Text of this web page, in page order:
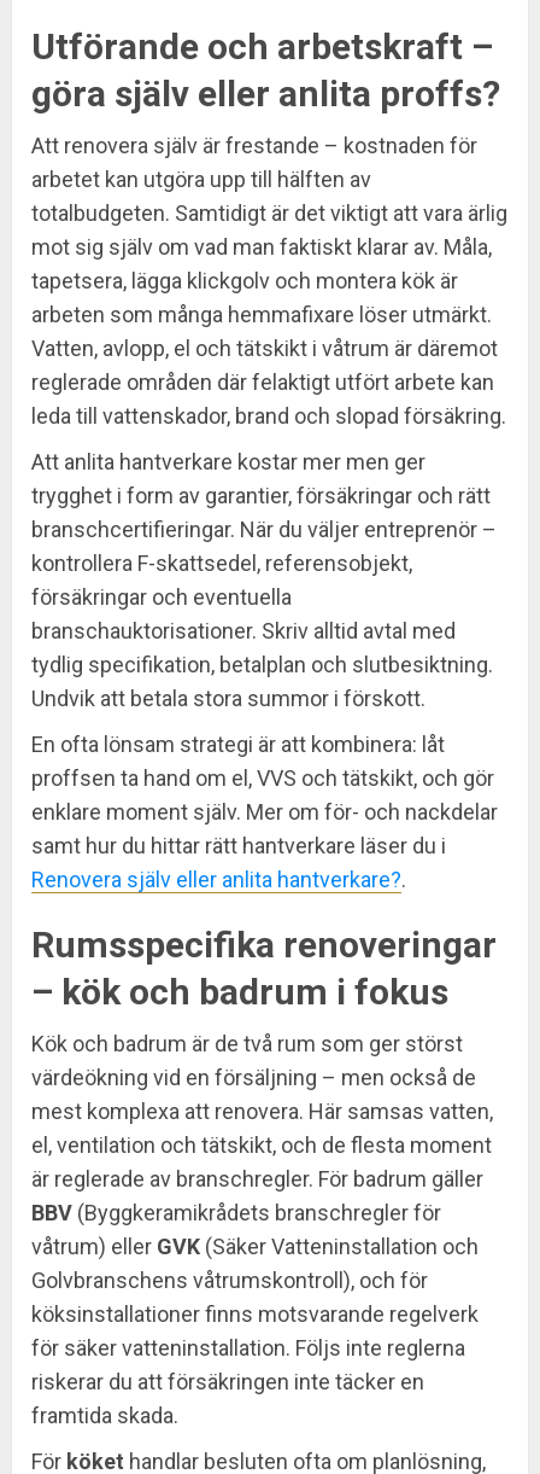
Utförande och arbetskraft –
göra själv eller anlita proffs?
Att renovera själv är frestande – kostnaden för
arbetet kan utgöra upp till hälften av
totalbudgeten. Samtidigt är det viktigt att vara ärlig
mot sig själv om vad man faktiskt klarar av. Måla,
tapetsera, lägga klickgolv och montera kök är
arbeten som många hemmafixare löser utmärkt.
Vatten, avlopp, el och tätskikt i våtrum är däremot
reglerade områden där felaktigt utfört arbete kan
leda till vattenskador, brand och slopad försäkring.
Att anlita hantverkare kostar mer men ger
trygghet i form av garantier, försäkringar och rätt
branschcertifieringar. När du väljer entreprenör –
kontrollera F-skattsedel, referensobjekt,
försäkringar och eventuella
branschauktorisationer. Skriv alltid avtal med
tydlig specifikation, betalplan och slutbesiktning.
Undvik att betala stora summor i förskott.
En ofta lönsam strategi är att kombinera: låt
proffsen ta hand om el, VVS och tätskikt, och gör
enklare moment själv. Mer om för- och nackdelar
samt hur du hittar rätt hantverkare läser du i
Renovera själv eller anlita hantverkare?.
Rumsspecifika renoveringar
– kök och badrum i fokus
Kök och badrum är de två rum som ger störst
värdeökning vid en försäljning – men också de
mest komplexa att renovera. Här samsas vatten,
el, ventilation och tätskikt, och de flesta moment
är reglerade av branschregler. För badrum gäller
BBV (Byggkeramikrådets branschregler för
våtrum) eller GVK (Säker Vatteninstallation och
Golvbranschens våtrumskontroll), och för
köksinstallationer finns motsvarande regelverk
för säker vatteninstallation. Följs inte reglerna
riskerar du att försäkringen inte täcker en
framtida skada.
För köket handlar besluten ofta om planlösning,